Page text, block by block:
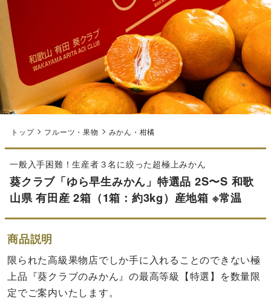
トップ フルーツ・果物 みかん・柑橘
一般入手困難！生産者３名に絞った超極上みかん
葵クラブ「ゆら早生みかん」特選品 2S〜S 和歌
山県 有田産 2箱（1箱：約3kg）産地箱 ※常温
商品説明
限られた高級果物店でしか手に入れることのできない極
上品『葵クラブのみかん』の最高等級【特選】を数量限
定でご案内いたします。